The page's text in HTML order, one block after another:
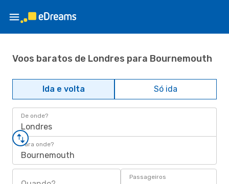
Voos baratos de Londres para Bournemouth
Ida e volta Só ida
De onde?
Londres
Para onde?
Bournemouth
Passageiros